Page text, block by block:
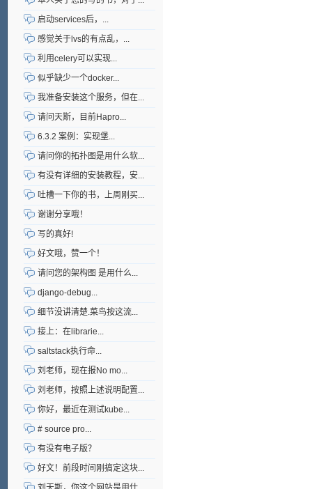
启动services后，...
感觉关于lvs的有点乱，...
利用celery可以实现...
似乎缺少一个docker...
我准备安装这个服务，但在...
请问天斯，目前Hapro...
6.3.2 案例：实现堡...
请问你的拓扑图是用什么软...
有没有详细的安装教程，安...
吐槽一下你的书，上周刚买...
谢谢分享哦！
写的真好!
好文哦，赞一个！
请问您的架构图 是用什么...
django-debug...
细节没讲清楚.菜鸟按这流...
接上：在librarie...
saltstack执行命...
刘老师，现在报No mo...
刘老师，按照上述说明配置...
你好，最近在测试kube...
# source pro...
有没有电子版？
好文！前段时间刚搞定这块...